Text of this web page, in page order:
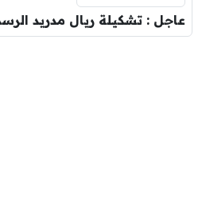
عاجل : تشكيلة ريال مدريد